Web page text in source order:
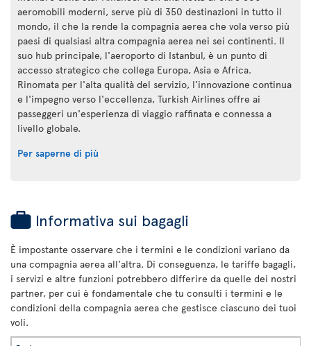
aeromobili moderni, serve più di 350 destinazioni in tutto il
mondo, il che la rende la compagnia aerea che vola verso più
paesi di qualsiasi altra compagnia aerea nei sei continenti. Il
suo hub principale, l'aeroporto di Istanbul, è un punto di
accesso strategico che collega Europa, Asia e Africa.
Rinomata per l'alta qualità del servizio, l'innovazione continua
e l'impegno verso l'eccellenza, Turkish Airlines offre ai
passeggeri un'esperienza di viaggio raffinata e connessa a
livello globale.
Per saperne di più
Informativa sui bagagli
È impostante osservare che i termini e le condizioni variano da
una compagnia aerea all'altra. Di conseguenza, le tariffe bagagli,
i servizi e altre funzioni potrebbero differire da quelle dei nostri
partner, per cui è fondamentale che tu consulti i termini e le
condizioni della compagnia aerea che gestisce ciascuno dei tuoi
voli.